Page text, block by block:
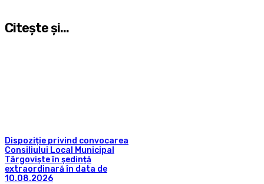
Citeşte şi...
Dispoziție privind convocarea
Consiliului Local Municipal
Târgoviște în ședință
extraordinară în data de
10.08.2026